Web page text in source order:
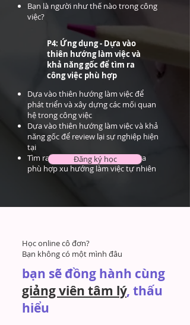
Bạn là người như thế nào trong công
việc?
P4: Ứng dụng - Dựa vào
thiên hướng làm việc và
khả năng gốc để tìm ra
công việc phù hợp
Dựa vào thiên hướng làm việc để
phát triển và xây dựng các mối quan
hệ trong công việc
Dựa vào thiên hướng làm việc và khả
năng gốc để review lại sự nghiệp hiện
tại
Tìm ra công việc bạn vừa giỏi, vừa
phù hợp xu hướng làm việc tự nhiên
Đăng ký học
Học online cô đơn?
Bạn không có một mình đâu
bạn sẽ đồng hành cùng
giảng viên tâm lý, thấu
hiểu